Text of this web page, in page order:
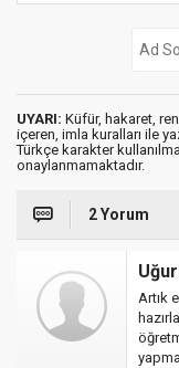
UYARI: Küfür, hakaret,
içeren, imla kuralları ile
Türkçe karakter
onaylanmamaktadır.
2 Yorum
Artık